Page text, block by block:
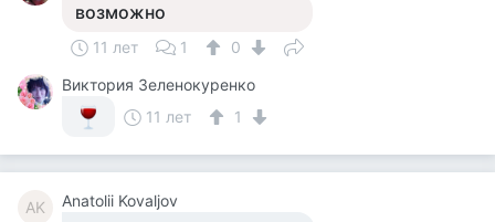
возможно
11 лет 1
0
Виктория Зеленокуренко
11 лет
1
AK Anatolii Kovaljov